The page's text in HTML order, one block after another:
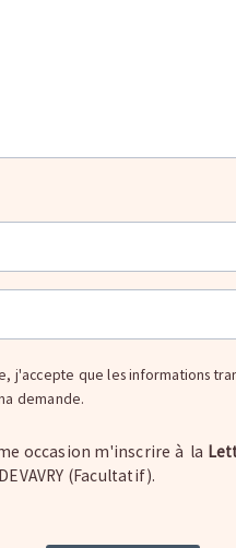
j'accepte que les informations
demande.
occasion m'inscrire à la
(Facultatif).